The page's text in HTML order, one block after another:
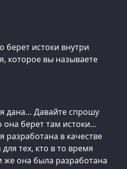
берет истоки внутри
которое вы называете
дана… Давайте спрошу
она берет там истоки…
разработана в качестве
тех, кто в то время
же она была разработана